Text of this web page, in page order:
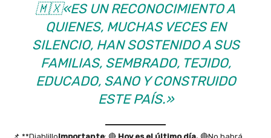
🇲🇽«ES UN RECONOCIMIENTO A
QUIENES, MUCHAS VECES EN
SILENCIO, HAN SOSTENIDO A SUS
FAMILIAS, SEMBRADO, TEJIDO,
EDUCADO, SANO Y CONSTRUIDO
ESTE PAÍS.»